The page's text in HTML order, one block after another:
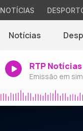
NOTÍCIAS
Notícias
RTP
Emissão em